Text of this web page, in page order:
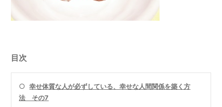
目次
○幸せ体質な人が必ずしている、幸せな人間関係を築く方
法 その7